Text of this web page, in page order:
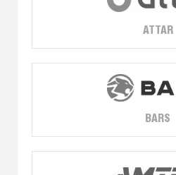
ATTAR
BARS